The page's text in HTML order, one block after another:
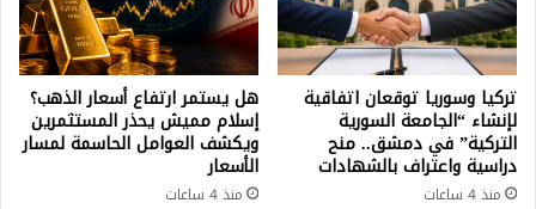
تركيا وسوريا توقعان اتفاقية
لإنشاء “الجامعة السورية
التركية” في دمشق.. منح
دراسية واعتراف بالشهادات
منذ 4 ساعات
هل يستمر ارتفاع أسعار الذهب؟
إسلام مميش يحذر المستثمرين
ويكشف العوامل الحاسمة لمسار
الأسعار
منذ 4 ساعات